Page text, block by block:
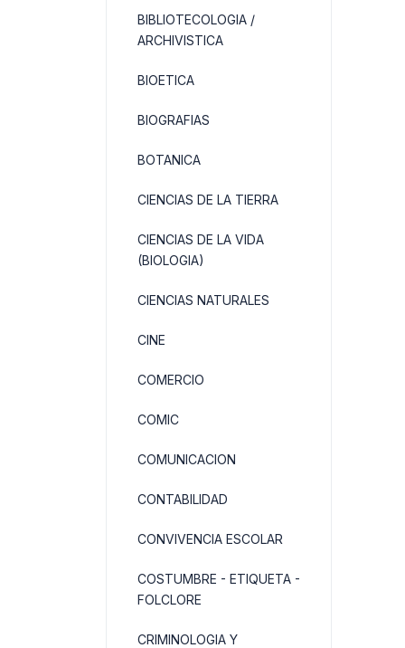
BIBLIOTECOLOGIA /
ARCHIVISTICA
BIOETICA
BIOGRAFIAS
BOTANICA
CIENCIAS DE LA TIERRA
CIENCIAS DE LA VIDA
(BIOLOGIA)
CIENCIAS NATURALES
CINE
COMERCIO
COMIC
COMUNICACION
CONTABILIDAD
CONVIVENCIA ESCOLAR
COSTUMBRE - ETIQUETA -
FOLCLORE
CRIMINOLOGIA Y